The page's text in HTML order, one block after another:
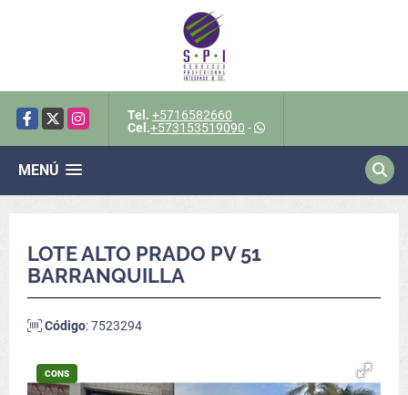
Facebook
X Instagram Tel. +5716582660
Cel.+573153519090 -
MENÚ
LOTE ALTO PRADO PV 51
BARRANQUILLA
Código: 7523294
CONS